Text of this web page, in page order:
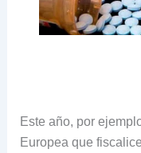
Este año, por
Europea que